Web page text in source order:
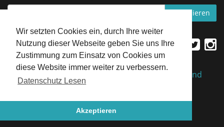
Wir setzten Cookies ein, durch Ihre weiter
Nutzung dieser Webseite geben Sie uns Ihre
Zustimmung zum Einsatz von Cookies um
diese Website immer weiter zu verbessern.
Datenschutz Lesen
Akzeptieren
EMAIL-
abonnieren
Versand
Aqua-Treff.eu
JTL-Shop| Design by ©